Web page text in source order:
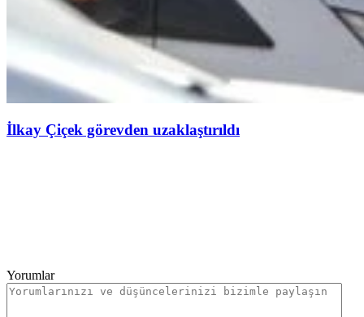
İlkay Çiçek görevden uzaklaştırıldı
Yorumlar